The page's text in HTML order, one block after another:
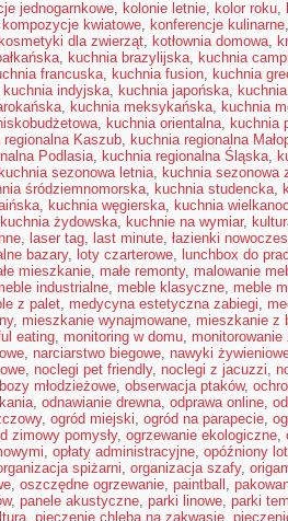
jednogarnkowe, kolonie letnie, kolor roku,
kompozycje kwiatowe, konferencje kulinarne
kosmetyki dla zwierząt, kotłownia domowa,
, kuchnia brazylijska, kuchnia
francuska, kuchnia fusion, kuchnia
kuchnia indyjska, kuchnia japońska,
, kuchnia meksykańska, kuchnia
, kuchnia orientalna, kuchnia
regionalna Kaszub, kuchnia regionalna
Podlasia, kuchnia regionalna Śląska,
kuchnia sezonowa letnia, kuchnia sezonowa
śródziemnomorska, kuchnia studencka,
, kuchnia węgierska, kuchnia
kuchnia żydowska, kuchnie na wymiar,
, laser tag, last minute, łazienki
bazary, loty czarterowe, lunchbox do
mieszkanie, małe remonty, malowanie
industrialne, meble klasyczne, meble
z palet, medycyna estetyczna zabiegi,
, mieszkanie wynajmowane, mieszkanie z
eating, monitoring w domu, monitorowanie
, narciarstwo biegowe, nawyki
, noclegi pet friendly, noclegi z jacuzzi,
młodzieżowe, obserwacja ptaków,
, odnawianie drewna, odprawa online,
, ogród miejski, ogród na parapecie,
zimowy pomysły, ogrzewanie ekologiczne,
, opłaty administracyjne, opóźniony lot
spiżarni, organizacja szafy,
, oszczędne ogrzewanie, paintball ,
, panele akustyczne, parki linowe, parki
, pieczenie chleba na zakwasie,